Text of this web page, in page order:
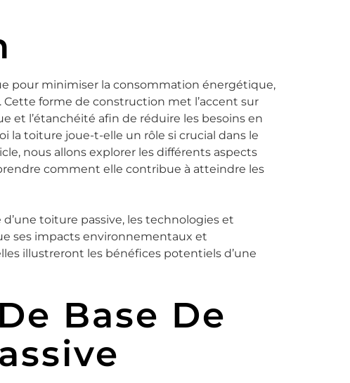
pour minimiser la consommation énergétique,
forme de construction met l’accent sur
et l’étanchéité afin de réduire les besoins en
la toiture joue-t-elle un rôle si crucial dans le
nous allons explorer les différents aspects
comment elle contribue à atteindre les
toiture passive, les technologies et
ses impacts environnementaux et
illustreront les bénéfices potentiels d’une
Base De